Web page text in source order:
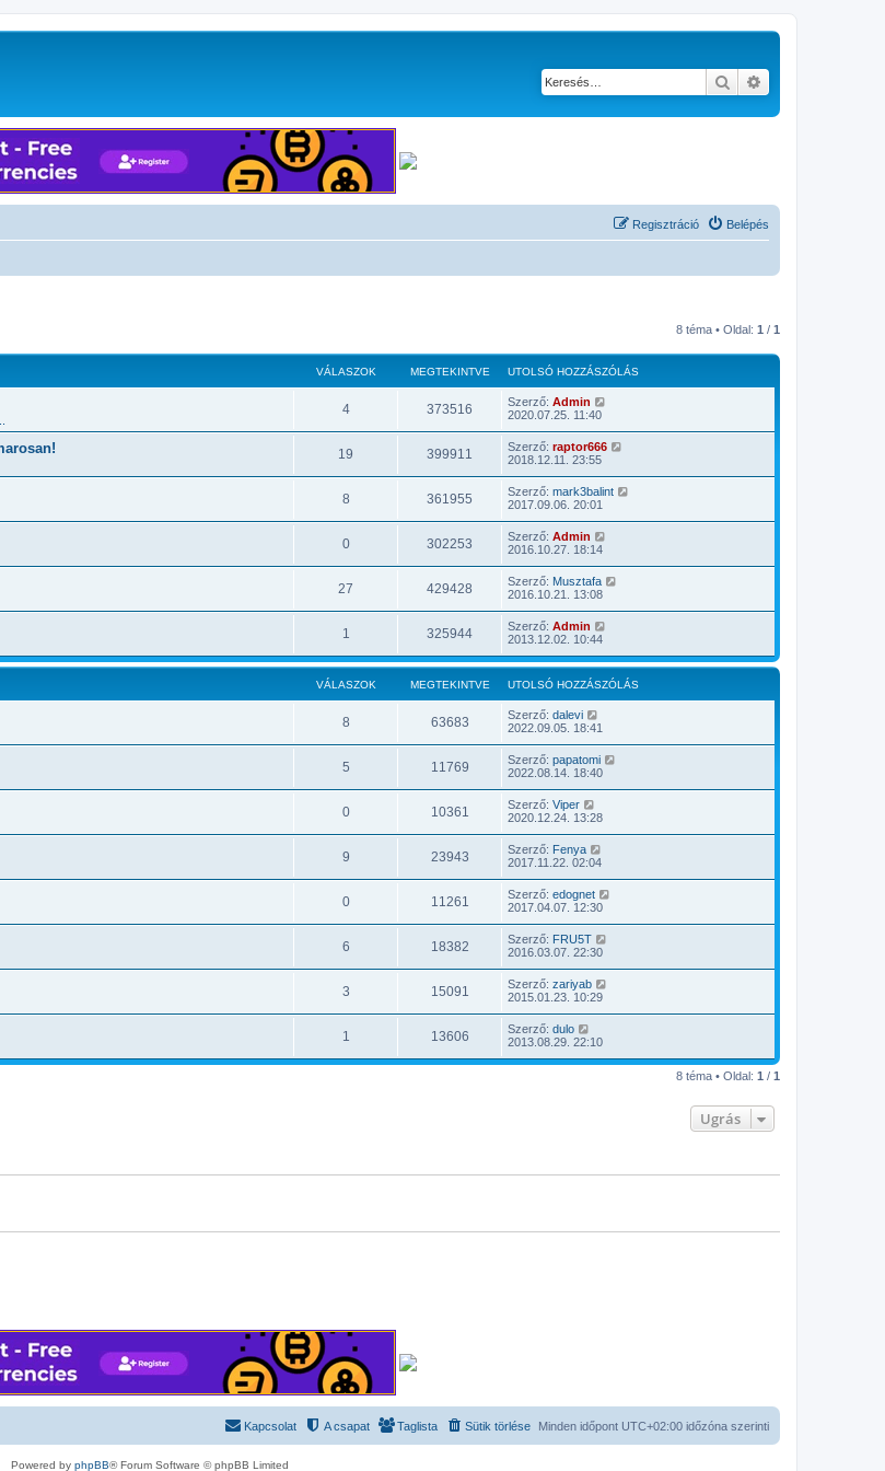
Keresés
Belépés
Regisztráció
8 téma • Oldal: 1 / 1
VÁLASZOK MEGTEKINTVE UTOLSÓ HOZZÁSZÓLÁS
4 373516 Szerző: Admin
2020.07.25. 11:40
19 399911 Szerző: raptor666
2018.12.11. 23:55
8 361955 Szerző: mark3balint
2017.09.06. 20:01
0 302253 Szerző: Admin
2016.10.27. 18:14
27 429428 Szerző: Musztafa
2016.10.21. 13:08
1 325944 Szerző: Admin
2013.12.02. 10:44
VÁLASZOK MEGTEKINTVE UTOLSÓ HOZZÁSZÓLÁS
8 63683 Szerző: dalevi
2022.09.05. 18:41
5 11769 Szerző: papatomi
2022.08.14. 18:40
0 10361 Szerző: Viper
2020.12.24. 13:28
9 23943 Szerző: Fenya
2017.11.22. 02:04
0 11261 Szerző: edognet
2017.04.07. 12:30
6 18382 Szerző: FRU5T
2016.03.07. 22:30
3 15091 Szerző: zariyab
2015.01.23. 10:29
1 13606 Szerző: dulo
2013.08.29. 22:10
8 téma • Oldal: 1 / 1
Ugrás
Minden időpont UTC+02:00 időzóna szerinti
Sütik törlése
Taglista
A csapat
Kapcsolat
Powered by phpBB® Forum Software © phpBB Limited